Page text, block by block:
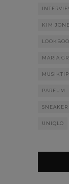
KIM
MARIA
PARFUM
SNEAKER
UNIQLO